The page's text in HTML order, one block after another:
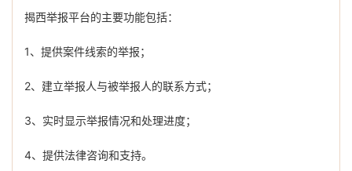
揭西举报平台的主要功能包括：
1、提供案件线索的举报；
2、建立举报人与被举报人的联系方式；
3、实时显示举报情况和处理进度；
4、提供法律咨询和支持。